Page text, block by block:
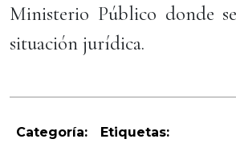
Ministerio Público donde
situación jurídica.
Categoría:
Etiquetas: